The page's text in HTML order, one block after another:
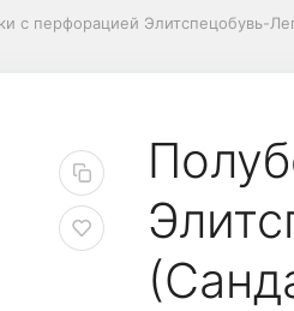
с перфорацией Элитспецобувь-